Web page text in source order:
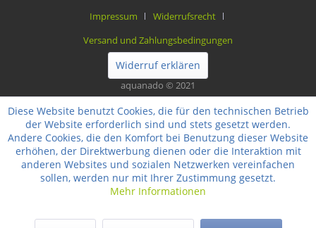
Impressum
Widerrufsrecht
Versand und Zahlungsbedingungen
Widerruf erklären
aquanado © 2021
Diese Website benutzt Cookies, die für den technischen Betrieb
der Website erforderlich sind und stets gesetzt werden.
Andere Cookies, die den Komfort bei Benutzung dieser Website
erhöhen, der Direktwerbung dienen oder die Interaktion mit
anderen Websites und sozialen Netzwerken vereinfachen
sollen, werden nur mit Ihrer Zustimmung gesetzt.
Mehr Informationen